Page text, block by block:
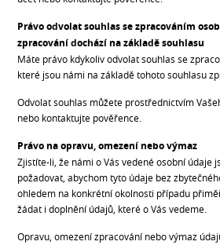
Právo odvolat souhlas se zpracováním
zpracování dochází na základě souhlasu
Máte právo kdykoliv odvolat souhlas se
které jsou námi na základě tohoto souhlasu
Odvolat souhlas můžete prostřednictvím
nebo kontaktujte pověřence.
Právo na opravu, omezení nebo výmaz
Zjistíte-li, že námi o Vás vedené osobní údaje
požadovat, abychom tyto údaje bez
ohledem na konkrétní okolnosti případu
žádat i doplnění údajů, které o Vás vedeme.
Opravu, omezení zpracování nebo výmaz